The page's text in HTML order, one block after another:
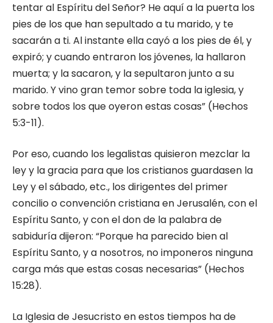
tentar al Espíritu del Señor? He aquí a la puerta los
pies de los que han sepultado a tu marido, y te
sacarán a ti. Al instante ella cayó a los pies de él, y
expiró; y cuando entraron los jóvenes, la hallaron
muerta; y la sacaron, y la sepultaron junto a su
marido. Y vino gran temor sobre toda la iglesia, y
sobre todos los que oyeron estas cosas” (Hechos
5:3-11).
Por eso, cuando los legalistas quisieron mezclar la
ley y la gracia para que los cristianos guardasen la
Ley y el sábado, etc., los dirigentes del primer
concilio o convención cristiana en Jerusalén, con el
Espíritu Santo, y con el don de la palabra de
sabiduría dijeron: “Porque ha parecido bien al
Espíritu Santo, y a nosotros, no imponeros ninguna
carga más que estas cosas necesarias” (Hechos
15:28).
La Iglesia de Jesucristo en estos tiempos ha de